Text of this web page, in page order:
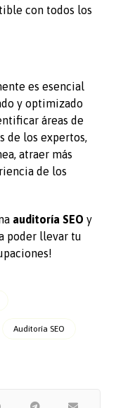
con todos los
es esencial
y optimizado
áreas de
de los expertos,
atraer más
de los
auditoría SEOy
poder llevar tu
Auditoría SEO